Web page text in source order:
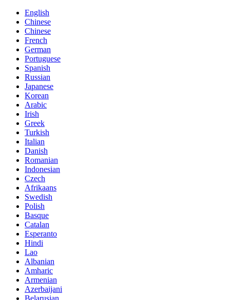
English
Chinese
Chinese
French
German
Portuguese
Spanish
Russian
Japanese
Korean
Arabic
Irish
Greek
Turkish
Italian
Danish
Romanian
Indonesian
Czech
Afrikaans
Swedish
Polish
Basque
Catalan
Esperanto
Hindi
Lao
Albanian
Amharic
Armenian
Azerbaijani
Belarusian